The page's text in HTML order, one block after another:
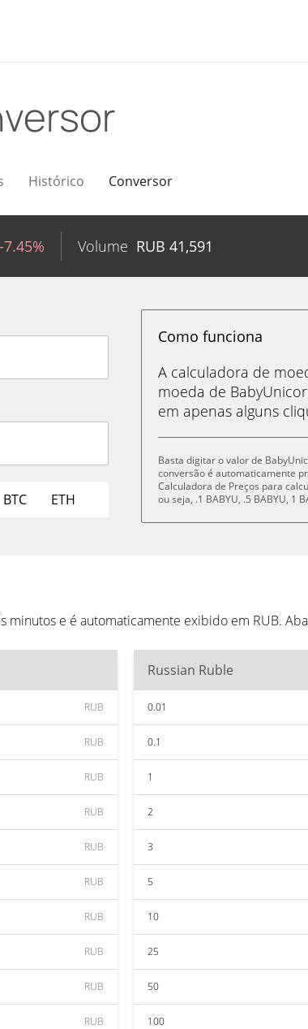
Histórico Conversor
-7.45% Volume RUB 41,591
BTC ETH
Como funciona
A calculadora de
moeda de
em apenas alguns
Basta digitar o valor de
conversão é automaticamente
Calculadora de Preços para
ou seja, .1 BABYU, .5 BABYU, 1
e é automaticamente exibido em RUB.
RUB
RUB
RUB
RUB
RUB
RUB
RUB
RUB
RUB
RUB
Russian Ruble
0.01
0.1
1
2
3
5
10
25
50
100